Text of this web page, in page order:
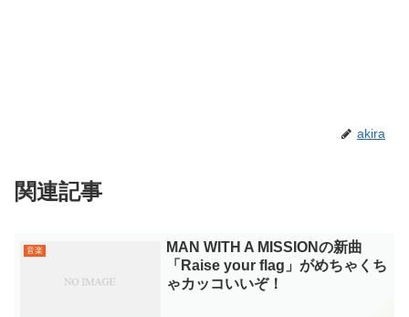
akira
関連記事
音楽
MAN WITH A MISSIONの新曲
「Raise your flag」がめちゃくち
ゃカッコいいぞ！